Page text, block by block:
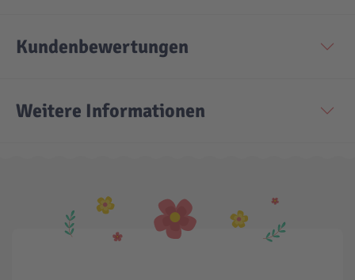
Super Mario
Seltene Artikel
LEGO® Blumen
Cars
Kundenbewertungen
Weitere Informationen